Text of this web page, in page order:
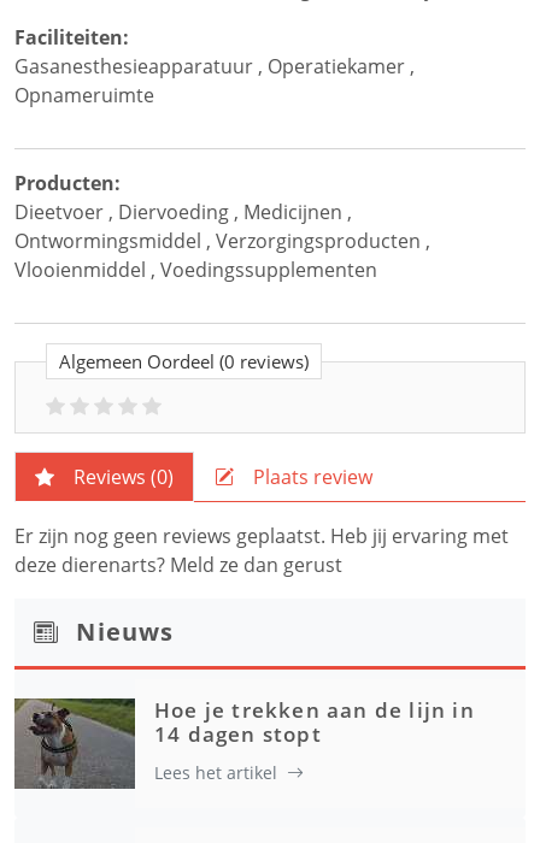
Faciliteiten:
Gasanesthesieapparatuur , Operatiekamer ,
Opnameruimte
Producten:
Dieetvoer , Diervoeding , Medicijnen ,
Ontwormingsmiddel , Verzorgingsproducten ,
Vlooienmiddel , Voedingssupplementen
Algemeen Oordeel (0 reviews)
Reviews (0) Plaats review
Er zijn nog geen reviews geplaatst. Heb jij ervaring met
deze dierenarts? Meld ze dan gerust
Nieuws
Hoe je trekken aan de lijn in
14 dagen stopt
Lees het artikel